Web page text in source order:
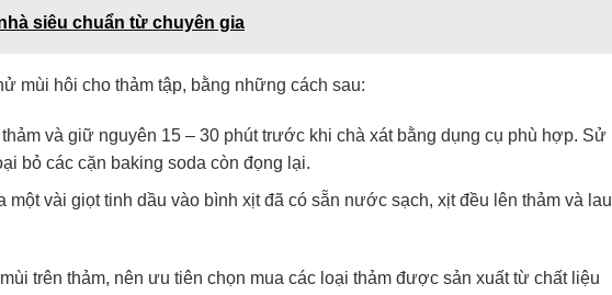
siêu chuẩn từ chuyên gia
mùi hôi cho thảm tập, bằng những cách sau:
và giữ nguyên 15 – 30 phút trước khi chà xát bằng dụng cụ phù hợp. Sử
bỏ các cặn baking soda còn đọng lại.
vài giọt tinh dầu vào bình xịt đã có sẵn nước sạch, xịt đều lên thảm và lau
trên thảm, nên ưu tiên chọn mua các loại thảm được sản xuất từ chất liệu